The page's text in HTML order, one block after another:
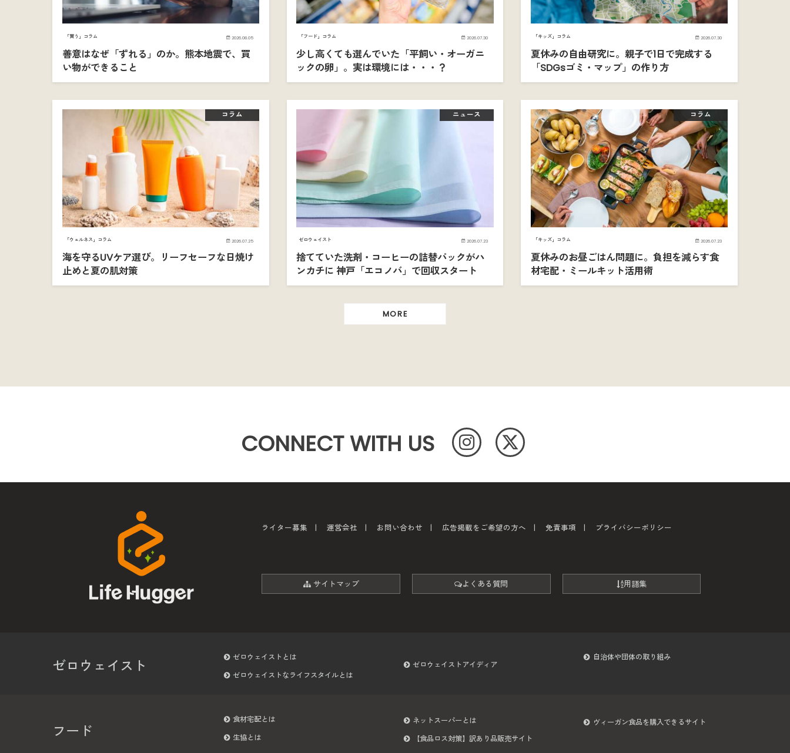
「買う」コラム 2026.08.05
善意はなぜ「ずれる」のか。熊本地震で、買
い物ができること
「フード」コラム 2026.07.30
少し高くても選んでいた「平飼い・オーガニ
ックの卵」。実は環境には・・・？
「キッズ」コラム 2026.07.30
夏休みの自由研究に。親子で1日で完成する
「SDGsゴミ・マップ」の作り方
コラム
「ウェルネス」コラム 2026.07.25
海を守るUVケア選び。リーフセーフな日焼け
止めと夏の肌対策
ニュース
ゼロウェイスト 2026.07.23
捨てていた洗剤・コーヒーの詰替パックがハ
ンカチに 神戸「エコノバ」で回収スタート
コラム
「キッズ」コラム 2026.07.23
夏休みのお昼ごはん問題に。負担を減らす食
材宅配・ミールキット活用術
MORE
CONNECT WITH US
ライター募集 運営会社 お問い合わせ 広告掲載をご希望の方へ 免責事項 プライバシーポリシー
サイトマップ よくある質問 用語集
ゼロウェイスト
ゼロウェイストとは
ゼロウェイストなライフスタイルとは
ゼロウェイストアイディア
自治体や団体の取り組み
フード
食材宅配とは
生協とは
ネットスーパーとは
【食品ロス対策】訳あり品販売サイト
ヴィーガン食品を購入できるサイト